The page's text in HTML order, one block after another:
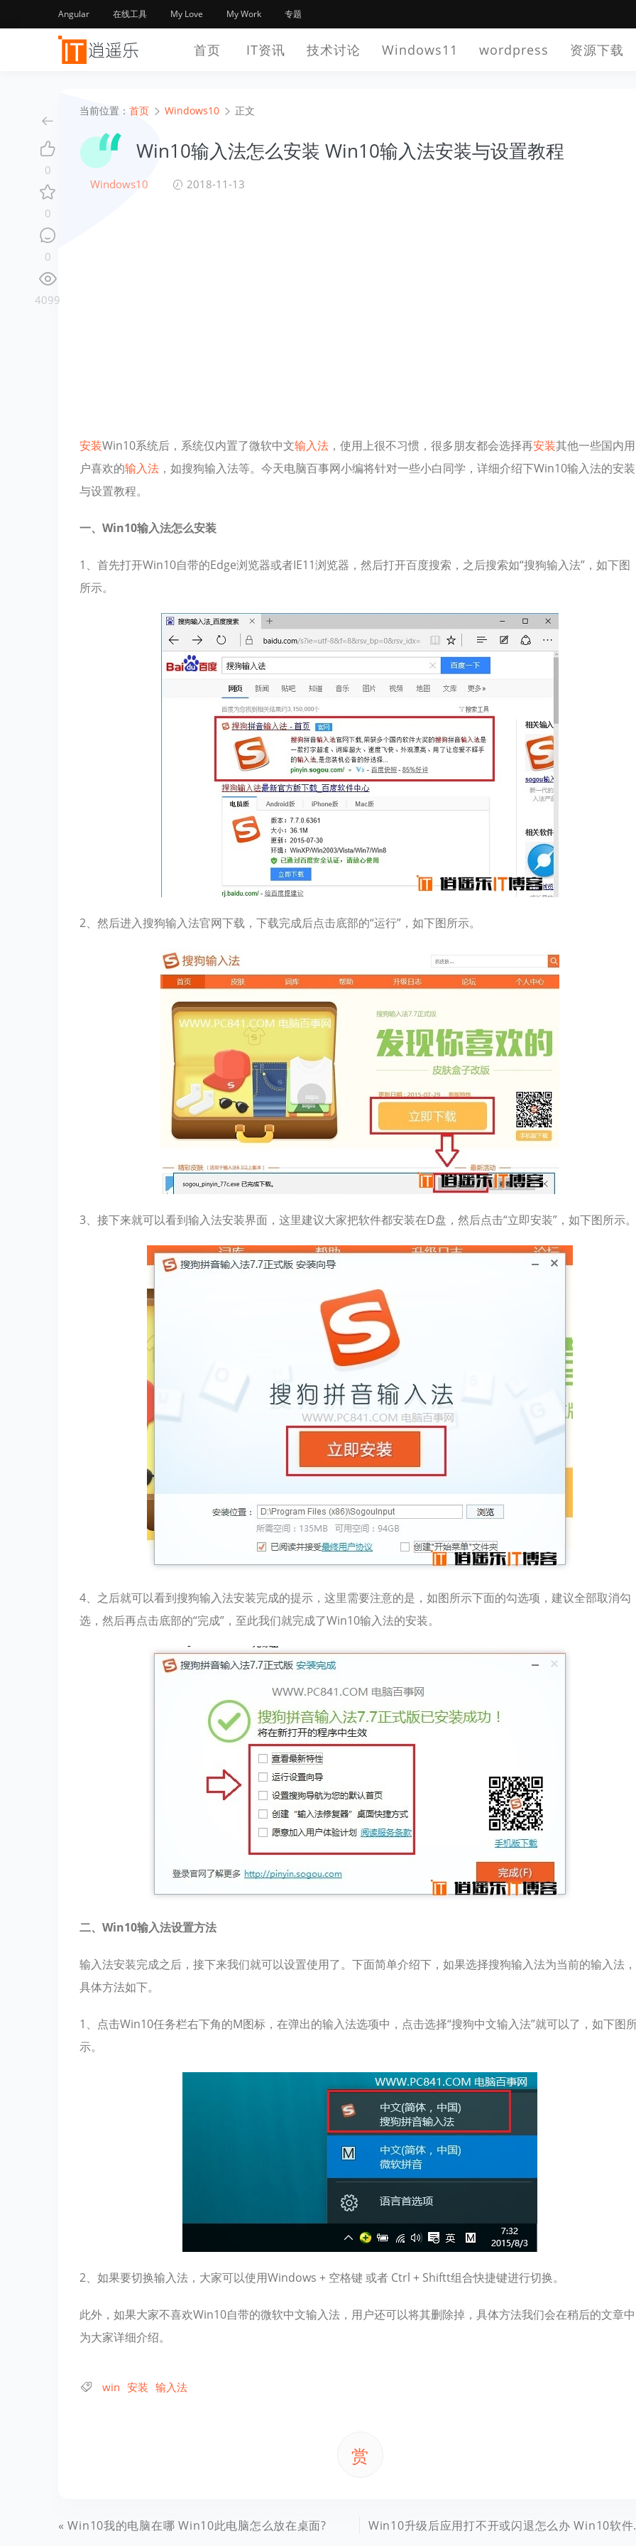
Angular 在线工具 My Love My Work 专题
首页 IT资讯 技术讨论 Windows11 wordpress 资源下载
当前位置： 首页 Windows10 正文
Win10输入法怎么安装 Win10输入法安装与设置教程
Windows10 2018-11-13
安装Win10系统后，系统仅内置了微软中文输入法 ，使用上很不习惯，很多朋友都会选择再安装其他一些国内用
户喜欢的输入法 ，如搜狗输入法等。今天电脑百事网小编将针对一些小白同学，详细介绍下Win10输入法的安装
与设置教程。
一、Win10输入法怎么安装
1、首先打开Win10自带的Edge浏览器或者IE11浏览器，然后打开百度搜索，之后搜索如“搜狗输入法”，如下图
所示。
2、然后进入搜狗输入法官网下载，下载完成后点击底部的“运行”，如下图所示。
3、接下来就可以看到输入法安装界面，这里建议大家把软件都安装在D盘，然后点击“立即安装”，如下图所示。
4、之后就可以看到搜狗输入法安装完成的提示，这里需要注意的是，如图所示下面的勾选项，建议全部取消勾
选，然后再点击底部的“完成”，至此我们就完成了Win10输入法的安装。
二、Win10输入法设置方法
输入法安装完成之后，接下来我们就可以设置使用了。下面简单介绍下，如果选择搜狗输入法为当前的输入法，
具体方法如下。
1、点击Win10任务栏右下角的M图标，在弹出的输入法选项中，点击选择“搜狗中文输入法”就可以了，如下图
示。
2、如果要切换输入法，大家可以使用Windows + 空格键 或者 Ctrl + Shiftt组合快捷键进行切换。
此外，如果大家不喜欢Win10自带的微软中文输入法，用户还可以将其删除掉，具体方法我们会在稍后的文章中
为大家详细介绍。
win 安装 输入法
赏
Win10我的电脑在哪 Win10此电脑怎么放在桌面? Win10升
0
0
0
4099